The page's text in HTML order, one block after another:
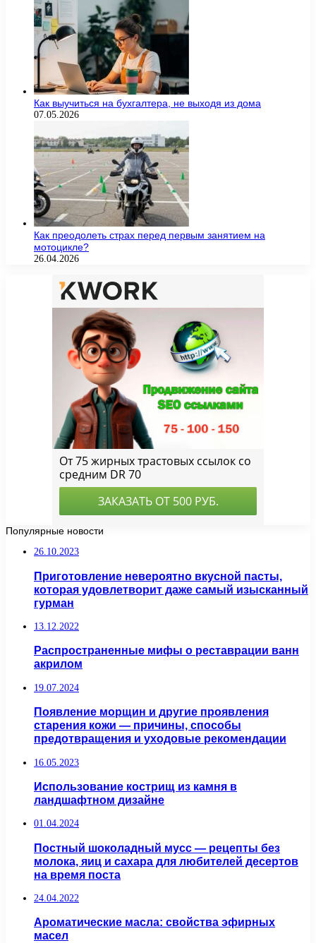
Как выучиться на бухгалтера, не выходя из дома
07.05.2026
Как преодолеть страх перед первым занятием на
мотоцикле?
26.04.2026
Популярные новости
26.10.2023
Приготовление невероятно вкусной пасты,
которая удовлетворит даже самый изысканный
гурман
13.12.2022
Распространенные мифы о реставрации ванн
акрилом
19.07.2024
Появление морщин и другие проявления
старения кожи — причины, способы
предотвращения и уходовые рекомендации
16.05.2023
Использование кострищ из камня в
ландшафтном дизайне
01.04.2024
Постный шоколадный мусс — рецепты без
молока, яиц и сахара для любителей десертов
на время поста
24.04.2022
Ароматические масла: свойства эфирных
масел